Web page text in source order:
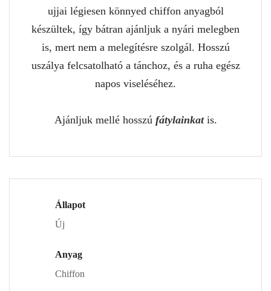
ujjai légiesen könnyed chiffon anyagból
készültek, így bátran ajánljuk a nyári melegben
is, mert nem a melegítésre szolgál. Hosszú
uszálya felcsatolható a tánchoz, és a ruha egész
napos viseléséhez.
Ajánljuk mellé hosszú fátylainkatis.
Állapot
Új
Anyag
Chiffon